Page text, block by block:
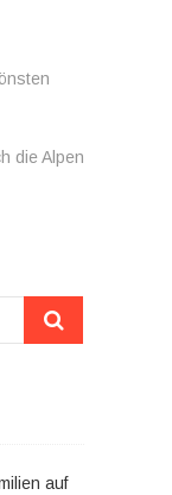
die Alpen
Suchen
auf